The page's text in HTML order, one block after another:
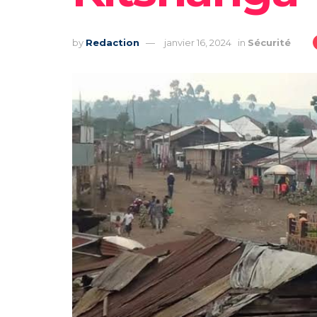
by Redaction janvier 16, 2024 in Sécurité